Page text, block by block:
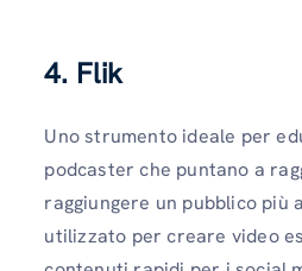
4. Flik
Uno strumento ideale per
podcaster che puntano a
raggiungere un pubblico più
utilizzato per creare video